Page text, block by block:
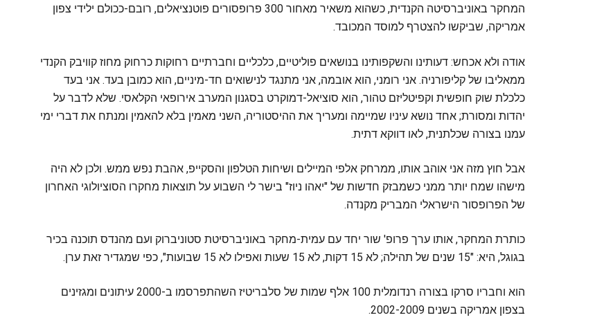
המחקר באוניברסיטה הקנדית, כשהוא משאיר מאחור 300 פרופסורים פוטנציאלים, רובם-ככולם ילידי צפון
אמריקה, שביקשו להצטרף למוסד המכובד.
אודה ולא אכחש: דעותינו והשקפותינו בנושאים פוליטיים, כלכליים וחברתיים רחוקות כרחוק מחוז קוויבק הקנדי
ממאליבו של קליפורניה. אני רומני, הוא אובמה, אני מתנגד לנישואים חד-מיניים, הוא כמובן בעד. אני בעד
כלכלת שוק חופשית וקפיטליזם טהור, הוא סוציאל-דמוקרט בסגנון המערב אירופאי הקלאסי. שלא לדבר על
יהדות ומסורת; אחד נושא עיניו שמיימה ומעריך את ההיסטוריה, השני מאמין בלא להאמין ומנתח את דברי ימי
עמנו בצורה שכלתנית, לאו דווקא דתית.
אבל חוץ מזה אני אוהב אותו, ממרחק אלפי המיילים ושיחות הטלפון והסקייפ, אהבת נפש ממש. ולכן לא היה
מישהו שמח יותר ממני כשמבזק חדשות של "יאהו ניוז" בישר לי השבוע על תוצאות מחקרו הסוציולוגי האחרון
של הפרופסור הישראלי המבריק מקנדה.
כותרת המחקר, אותו ערך פרופ' שור יחד עם עמית-מחקר באוניברסיטת סטוניברוק ועם מהנדס תוכנה בכיר
בגוגל, היא: "15 שנים של תהילה; לא 15 דקות, לא 15 שעות ואפילו לא 15 שבועות", כפי שמגדיר זאת ערן.
הוא וחבריו סרקו בצורה רנדומלית 100 אלף שמות של סלבריטיז השהתפרסמו ב-2000 עיתונים ומגזינים
בצפון אמריקה בשנים 2002-2009.